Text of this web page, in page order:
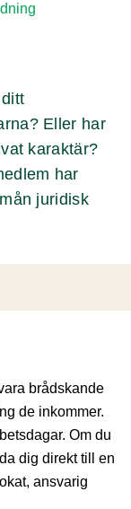
Eller har
karaktär?
har
juridisk
brådskande
de inkommer.
Om du
dig direkt till en
ansvarig